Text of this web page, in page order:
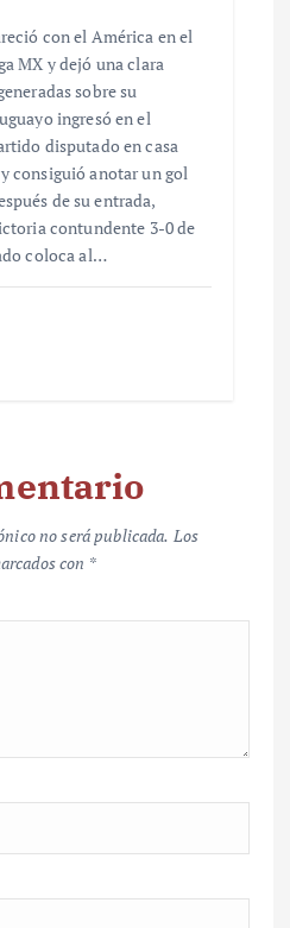
con el América en el
MX y dejó una clara
sobre su
ingresó en el
disputado en casa
consiguió anotar un gol
de su entrada,
contundente 3-0 de
coloca al…
no será publicada. Los
con *